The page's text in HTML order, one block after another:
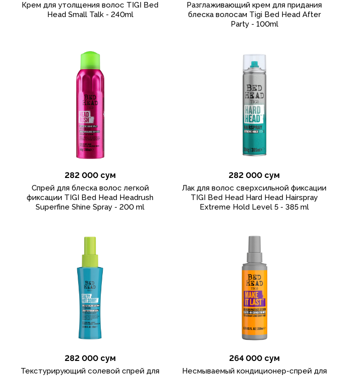
Крем для утолщения волос TIGI Bed
Head Small Talk - 240ml
Разглаживающий крем для придания
блеска волосам Tigi Bed Head After
Party - 100ml
282 000 сум
Спрей для блеска волос легкой
фиксации TIGI Bed Head Headrush
Superfine Shine Spray - 200 ml
282 000 сум
Лак для волос сверхсильной фиксации
TIGI Bed Head Hard Head Hairspray
Extreme Hold Level 5 - 385 ml
282 000 сум
Текстурирующий солевой спрей для
264 000 сум
Несмываемый кондиционер-спрей для